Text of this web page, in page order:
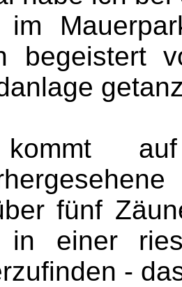
im
begeistert
fünf
in einer
-